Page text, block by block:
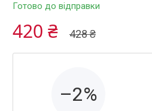
Готово до відправки
428 ₴
420 ₴
–2%